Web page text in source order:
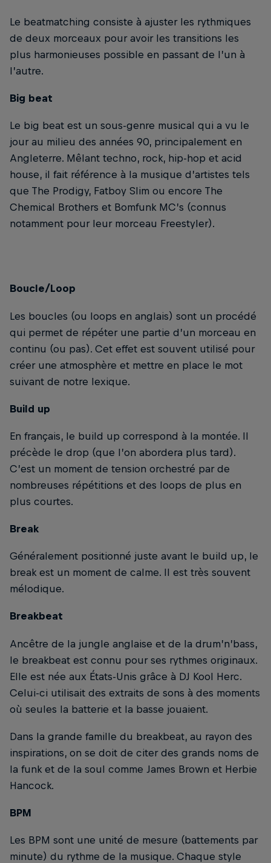
Le beatmatching consiste à ajuster les rythmiques
de deux morceaux pour avoir les transitions les
plus harmonieuses possible en passant de l’un à
l’autre.
Big beat
Le big beat est un sous-genre musical qui a vu le
jour au milieu des années 90, principalement en
Angleterre. Mêlant techno, rock, hip-hop et acid
house, il fait référence à la musique d’artistes tels
que The Prodigy, Fatboy Slim ou encore The
Chemical Brothers et Bomfunk MC’s (connus
notamment pour leur morceau Freestyler).
Boucle/Loop
Les boucles (ou loops en anglais) sont un procédé
qui permet de répéter une partie d’un morceau en
continu (ou pas). Cet effet est souvent utilisé pour
créer une atmosphère et mettre en place le mot
suivant de notre lexique.
Build up
En français, le build up correspond à la montée. Il
précède le drop (que l’on abordera plus tard).
C’est un moment de tension orchestré par de
nombreuses répétitions et des loops de plus en
plus courtes.
Break
Généralement positionné juste avant le build up, le
break est un moment de calme. Il est très souvent
mélodique.
Breakbeat
Ancêtre de la jungle anglaise et de la drum’n’bass,
le breakbeat est connu pour ses rythmes originaux.
Elle est née aux États-Unis grâce à DJ Kool Herc.
Celui-ci utilisait des extraits de sons à des moments
où seules la batterie et la basse jouaient.
Dans la grande famille du breakbeat, au rayon des
inspirations, on se doit de citer des grands noms de
la funk et de la soul comme James Brown et Herbie
Hancock.
BPM
Les BPM sont une unité de mesure (battements par
minute) du rythme de la musique. Chaque style